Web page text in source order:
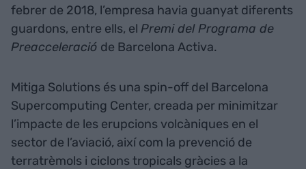
febrer de 2018, l’empresa havia guanyat diferents
guardons, entre ells, el Premi del Programa de
Preacceleració de Barcelona Activa.
Mitiga Solutions és una spin-off del Barcelona
Supercomputing Center, creada per minimitzar
l’impacte de les erupcions volcàniques en el
sector de l’aviació, així com la prevenció de
terratrèmols i ciclons tropicals gràcies a la